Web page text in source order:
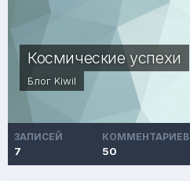
Космические успехи
Блог Kiwil
ЗАПИСЕЙ
7
КОММЕНТАРИЕВ
50